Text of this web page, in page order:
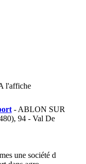
l'affiche
- ABLON SUR
94 - Val De
une société d